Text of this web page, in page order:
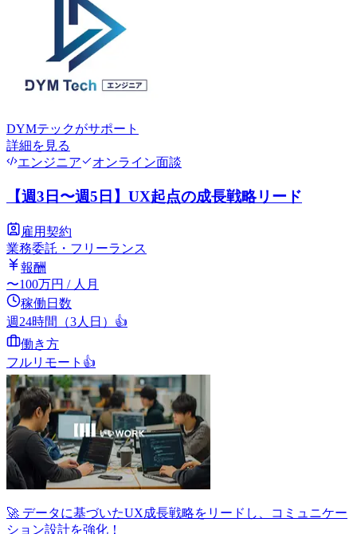
DYMテックがサポート
詳細を見る
エンジニア
オンライン面談
【週3日〜週5日】UX起点の成長戦略リード
雇用契約
業務委託・フリーランス
報酬
〜100万円 / 人月
稼働日数
週24時間（3人日） 👍
働き方
フルリモート 👍
🚀 データに基づいたUX成長戦略をリードし、コミュニケー
ション設計を強化！